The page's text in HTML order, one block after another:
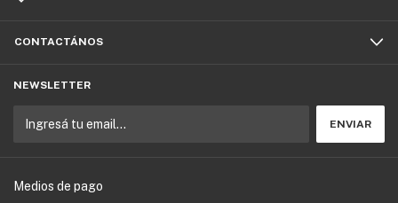
CONTACTÁNOS
NEWSLETTER
Medios de pago